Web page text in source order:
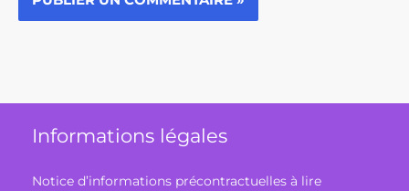
Informations légales
Notice d’informations précontractuelles à lire